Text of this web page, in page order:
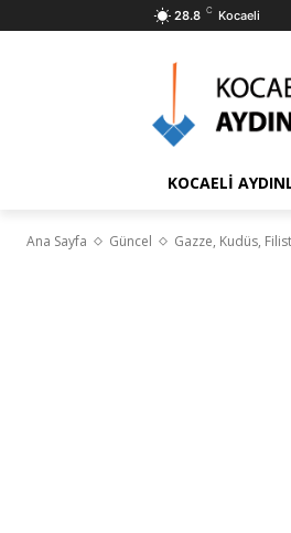
28.8 C Kocaeli
KOCAELİ
Ana Sayfa Güncel Gazze, Kudüs,